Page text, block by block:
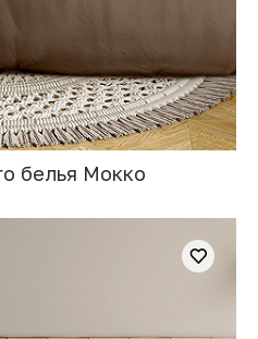
белья Мокко